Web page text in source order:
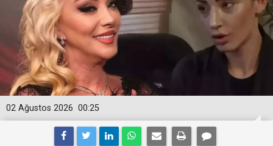
00:25
02 Ağustos 2026